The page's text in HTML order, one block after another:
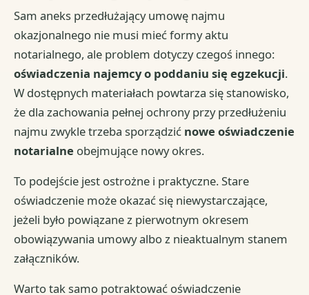
Sam aneks przedłużający umowę najmu
okazjonalnego nie musi mieć formy aktu
notarialnego, ale problem dotyczy czegoś innego:
oświadczenia najemcy o poddaniu się egzekucji.
W dostępnych materiałach powtarza się stanowisko,
że dla zachowania pełnej ochrony przy przedłużeniu
najmu zwykle trzeba sporządzić nowe oświadczenie
notarialne obejmujące nowy okres.
To podejście jest ostrożne i praktyczne. Stare
oświadczenie może okazać się niewystarczające,
jeżeli było powiązane z pierwotnym okresem
obowiązywania umowy albo z nieaktualnym stanem
załączników.
Warto tak samo potraktować oświadczenie